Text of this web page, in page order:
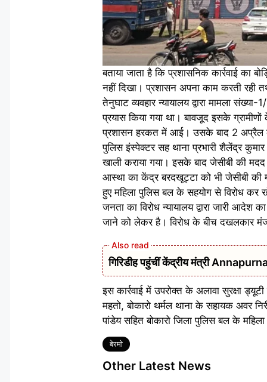
बताया जाता है कि प्रशासनिक कार्रवाई का
नहीं दिखा। प्रशासन अपना काम करती रही
तेनुघाट व्यवहार न्यायालय द्वारा मामला
प्रयास किया गया था। बावजूद इसके
प्रशासन हरकत में आई। उसके बाद 2 अप्रैल
पुलिस इंस्पेक्टर सह थाना प्रभारी शैलेंद्र
खाली कराया गया। इसके बाद जेसीबी की
आस्था का केंद्र बरदखूट्टा को भी जेसीबी की
हुए महिला पुलिस बल के सहयोग से विरोध कर
जनता का विरोध न्यायालय द्वारा जारी
जाने को लेकर है। विरोध के बीच दखलकार
गिरिडीह पहुंचीं केंद्रीय मंत्री
इस कार्रवाई में उपरोक्त के अलावा सुरक्षा
महतो, बोकारो थर्मल थाना के सहायक अवर
पांडेय सहित बोकारो जिला पुलिस बल के
Tags
बेरमो
Other Latest News